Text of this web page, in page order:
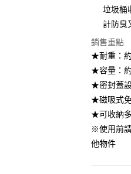
大哥付你
相關說明
【大哥付
1.本服務
2.付款方
流程，驗
3.實際核
4.訂單成
消。如遇
無法說明
【繳款方
1.分期款
ATM付款
運送方式
宅配【父
每筆
垃圾桶
計防臭
銷售重點
★耐重：
★容量：
★密封蓋
★磁吸式
★可收納
※使用前
他物件